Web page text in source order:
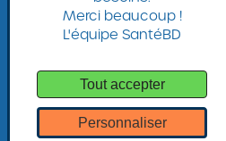
Merci beaucoup !
L'équipe SantéBD
Tout accepter
Personnaliser
© 2020 SantéBD - Coactis Santé